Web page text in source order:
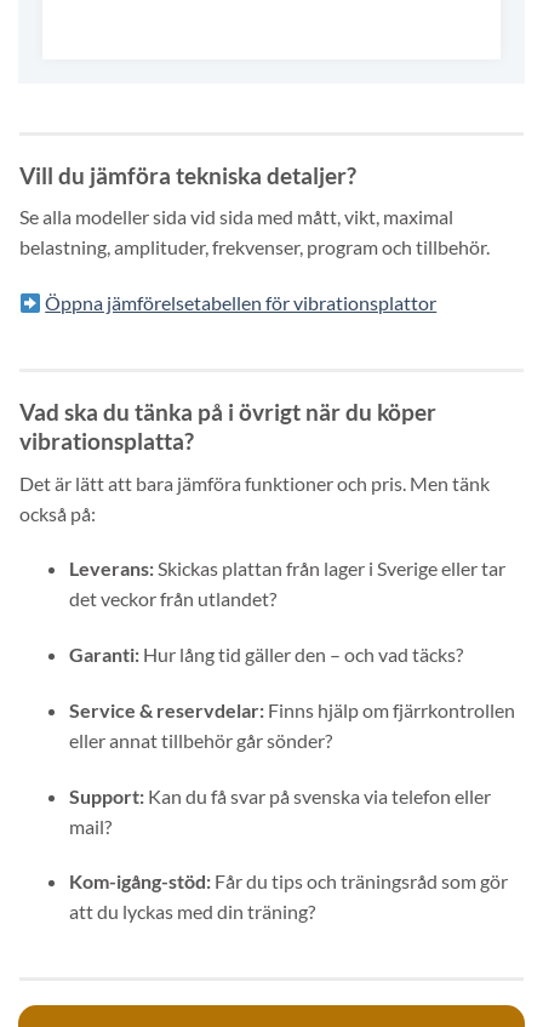
Vill du jämföra tekniska detaljer?
Se alla modeller sida vid sida med mått, vikt, maximal
belastning, amplituder, frekvenser, program och tillbehör.
Öppna jämförelsetabellen för vibrationsplattor
Vad ska du tänka på i övrigt när du köper
vibrationsplatta?
Det är lätt att bara jämföra funktioner och pris. Men tänk
också på:
Leverans:Skickas plattan från lager i Sverige eller tar
det veckor från utlandet?
Garanti:Hur lång tid gäller den – och vad täcks?
Service & reservdelar:Finns hjälp om fjärrkontrollen
eller annat tillbehör går sönder?
Support:Kan du få svar på svenska via telefon eller
mail?
Kom-igång-stöd:Får du tips och träningsråd som gör
att du lyckas med din träning?